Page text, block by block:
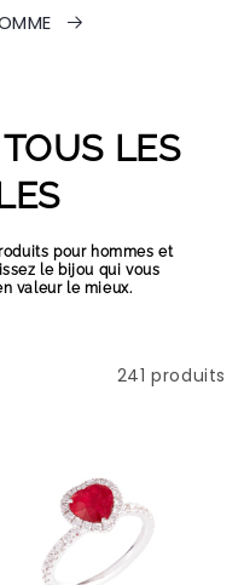
LES
pour hommes et
le bijou qui vous
valeur le mieux.
241 produits